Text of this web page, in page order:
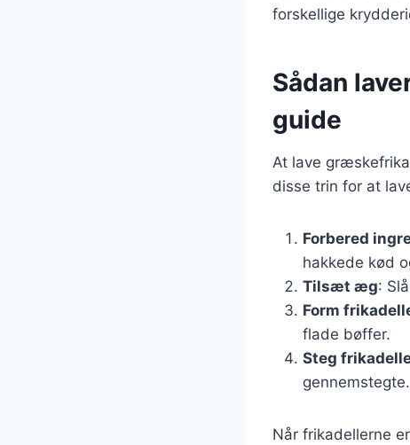
forskellige
Sådan
guide
At lave
disse trin for at
Forbered
hakkede kød
Tilsæt æg:
Form
flade bøffer.
Steg
gennemstegte.
Når frikadellerne